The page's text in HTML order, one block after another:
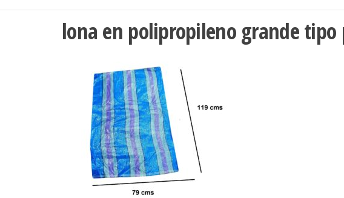
lona en polipropileno grande tipo